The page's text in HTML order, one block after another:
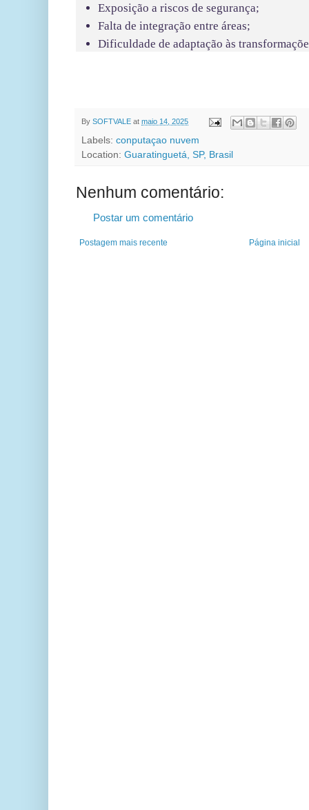
Exposição a riscos de segurança;
Falta de integração entre áreas;
Dificuldade de adaptação às
By SOFTVALE at maio 14, 2025
Labels: conputaçao nuvem
Location: Guaratinguetá, SP, Brasil
Nenhum comentário:
Postar um comentário
Postagem mais recente Página inicial